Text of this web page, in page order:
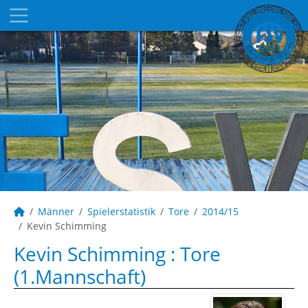
Männer Spielerstatistik Tore
2014/15
Kevin Schimming
Kevin Schimming : Tore
(1.Mannschaft)